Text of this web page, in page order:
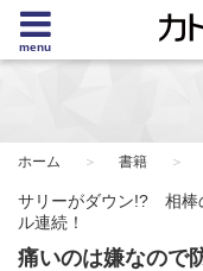
menu
ホーム 書籍
サリーがダウン!? 相棒
ル連続！
痛いのは嫌なので